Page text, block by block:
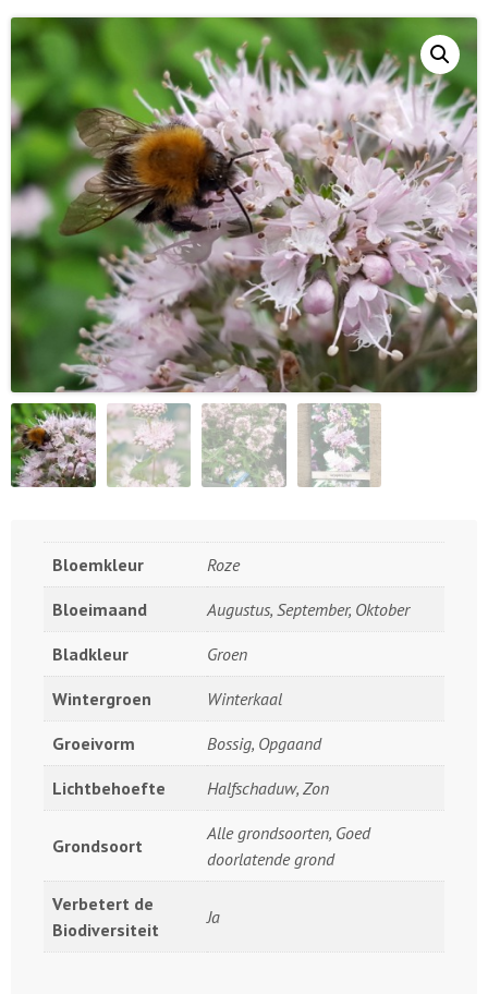
Bloemkleur Roze
Bloeimaand Augustus, September, Oktober
Bladkleur Groen
Wintergroen Winterkaal
Groeivorm Bossig, Opgaand
Lichtbehoefte Halfschaduw, Zon
Grondsoort
Alle grondsoorten, Goed
doorlatende grond
Verbetert de
Biodiversiteit
Ja